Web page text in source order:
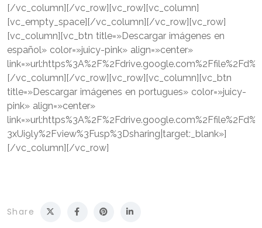
[/vc_column][/vc_row][vc_row][vc_column]
[vc_empty_space][/vc_column][/vc_row][vc_row]
[vc_column][vc_btn title=»Descargar imágenes en
español» color=»juicy-pink» align=»center»
[/vc_column][/vc_row][vc_row][vc_column][vc_btn
title=»Descargar imágenes en portugues» color=»juicy-
pink» align=»center»
3xUi9ly%2Fview%3Fusp%3Dsharing|target:_blank»]
[/vc_column][/vc_row]
Share